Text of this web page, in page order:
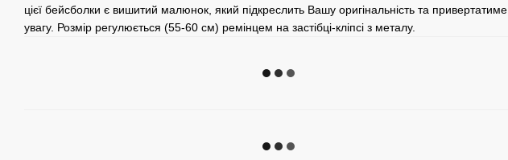
цієї бейсболки є вишитий малюнок, який підкреслить Вашу оригінальність та привертатиме
увагу. Розмір регулюється (55-60 см) ремінцем на застібці-кліпсі з металу.